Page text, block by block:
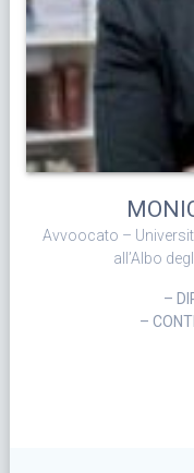
Avvoocato –
all’Albo
–
–